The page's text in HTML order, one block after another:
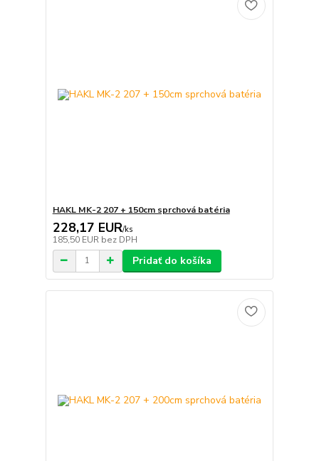
HAKL MK-2 207 + 150cm sprchová batéria
228,17 EUR/ks
185,50 EUR bez DPH
Pridať do košíka